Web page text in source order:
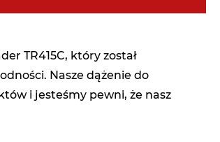
TR415C, który został
Nasze dążenie do
i jesteśmy pewni, że nasz